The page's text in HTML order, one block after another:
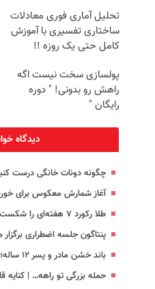
تحلیل آماری فوری معادلات
ساختاری تفسیری با آموزش
کامل حتی یک روزه !!
پولسازی سخت نیست اگه
راهش رو بدونی! " دوره
رایگان "
دیدگاه
چگونه دونات خانگی درست
آغاز شمارش معکوس برای
طلا رکورد ۷ هفته‌ای را شکست؛ قیمت تا کجا بالا خواهد رفت؟
پنتاگون جلسه اضطراری
باند خشن مادر و پسر ۱۲ ساله؛‌کتک زدن زنان‌ سالخورده و سرقت
حمله بزرگی تو راهه… | کنایه